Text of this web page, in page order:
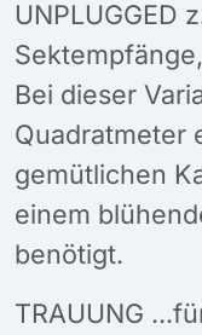
UNPLUGGED
Bei dieser
Quadratmeter
gemütlichen
einem
benötigt.
TRAUUNG